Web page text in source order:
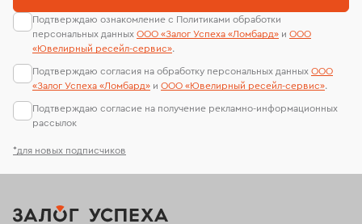
*для новых подписчиков
Подтверждаю ознакомление с Политиками обработки
персональных данных ООО «Залог Успеха «Ломбард» и ООО
«Ювелирный ресейл-сервиc».
Подтверждаю согласия на обработку персональных данных ООО
«Залог Успеха «Ломбард» и ООО «Ювелирный ресейл-сервиc».
Подтверждаю согласие на получение рекламно-информационных
рассылок